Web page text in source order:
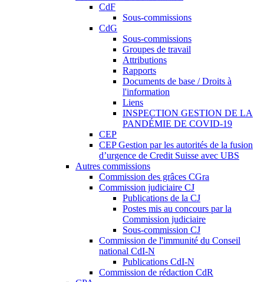
CdF
Sous-commissions
CdG
Sous-commissions
Groupes de travail
Attributions
Rapports
Documents de base / Droits à
l'information
Liens
INSPECTION GESTION DE LA
PANDÉMIE DE COVID-19
CEP
CEP Gestion par les autorités de la fusion
d’urgence de Credit Suisse avec UBS
Autres commissions
Commission des grâces CGra
Commission judiciaire CJ
Publications de la CJ
Postes mis au concours par la
Commission judiciaire
Sous-commission CJ
Commission de l'immunité du Conseil
national CdI-N
Publications CdI-N
Commission de rédaction CdR